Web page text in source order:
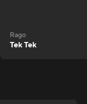
Rago
Tek Tek